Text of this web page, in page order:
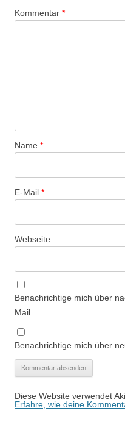
Kommentar *
Name *
E-Mail *
Webseite
Benachrichtige mich über
Mail.
Benachrichtige mich über
Diese Website verwendet
Erfahre, wie deine